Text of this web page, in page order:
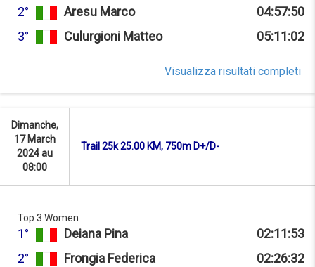
2° Aresu Marco
04:57:50
3°
Culurgioni Matteo 05:11:02
Visualizza risultati completi
Dimanche,
17 March
2024 au
08:00
Trail 25k 25.00 KM, 750m D+/D-
Top 3 Women
1° Deiana Pina
02:11:53
2°
Frongia Federica
02:26:32